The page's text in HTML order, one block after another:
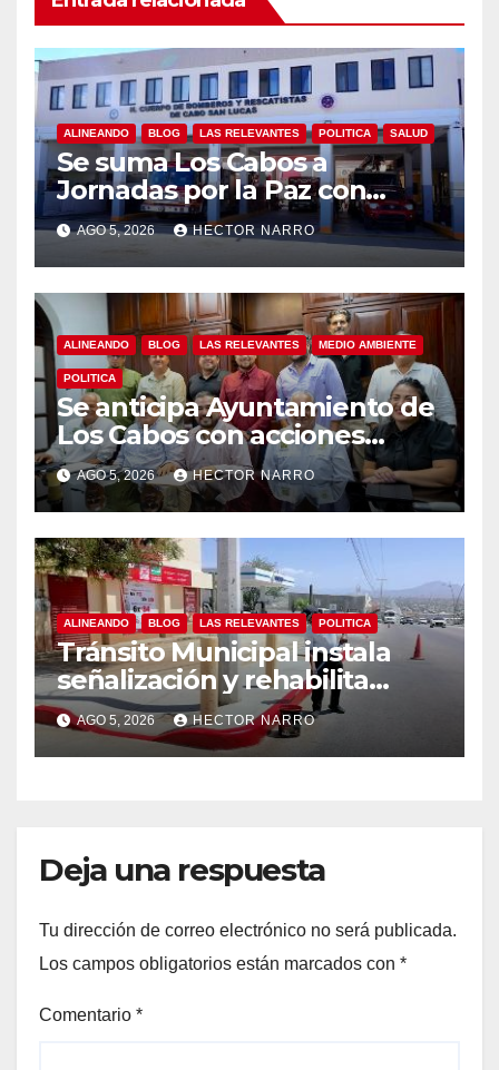
ALINEANDO BLOG LAS RELEVANTES POLITICA SALUD
Se suma Los Cabos a
Jornadas por la Paz con
capacitación en primeros
auxilios para jóvenes
AGO 5, 2026 HECTOR NARRO
ALINEANDO BLOG LAS RELEVANTES MEDIO AMBIENTE
POLITICA
Se anticipa Ayuntamiento de
Los Cabos con acciones
preventivas ante lluvias en el
centro histórico
AGO 5, 2026 HECTOR NARRO
ALINEANDO BLOG LAS RELEVANTES POLITICA
Tránsito Municipal instala
señalización y rehabilita
cruces peatonales en Los
Cabos
AGO 5, 2026 HECTOR NARRO
Deja una respuesta
Tu dirección de correo electrónico no será publicada.
Los campos obligatorios están marcados con *
Comentario *